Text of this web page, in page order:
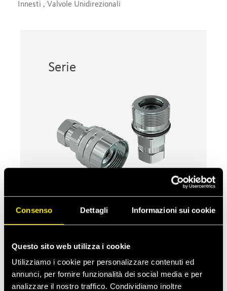
Consenso Dettagli Informazioni sui cookie
Questo sito web utilizza i cookie
Utilizziamo i cookie per personalizzare contenuti ed
annunci, per fornire funzionalità dei social media e per
analizzare il nostro traffico. Condividiamo inoltre
Innesti , Valvole Unidirezionali
Serie
CVV
Innesti a vite, intercambiabilità ISO